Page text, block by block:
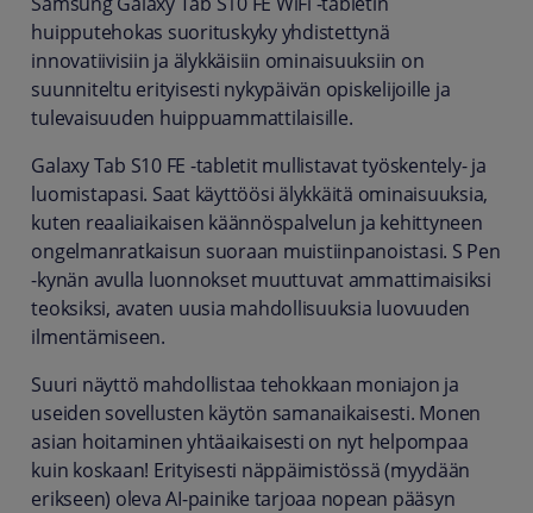
huipputehokas suorituskyky yhdistettynä
innovatiivisiin ja älykkäisiin ominaisuuksiin on
suunniteltu erityisesti nykypäivän opiskelijoille ja
tulevaisuuden huippuammattilaisille.
Galaxy Tab S10 FE -tabletit mullistavat työskentely- ja
luomistapasi. Saat käyttöösi älykkäitä ominaisuuksia,
kuten reaaliaikaisen käännöspalvelun ja kehittyneen
ongelmanratkaisun suoraan muistiinpanoistasi. S Pen
-kynän avulla luonnokset muuttuvat ammattimaisiksi
teoksiksi, avaten uusia mahdollisuuksia luovuuden
ilmentämiseen.
Suuri näyttö mahdollistaa tehokkaan moniajon ja
useiden sovellusten käytön samanaikaisesti. Monen
asian hoitaminen yhtäaikaisesti on nyt helpompaa
kuin koskaan! Erityisesti näppäimistössä (myydään
erikseen) oleva AI-painike tarjoaa nopean pääsyn